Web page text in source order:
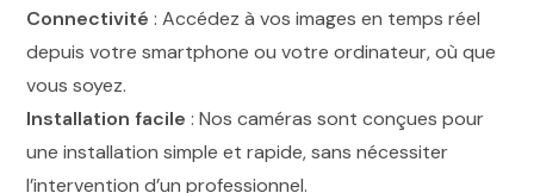
Connectivité : Accédez à vos images en temps réel
depuis votre smartphone ou votre ordinateur, où que
vous soyez.
Installation facile : Nos caméras sont conçues pour
une installation simple et rapide, sans nécessiter
l’intervention d’un professionnel.